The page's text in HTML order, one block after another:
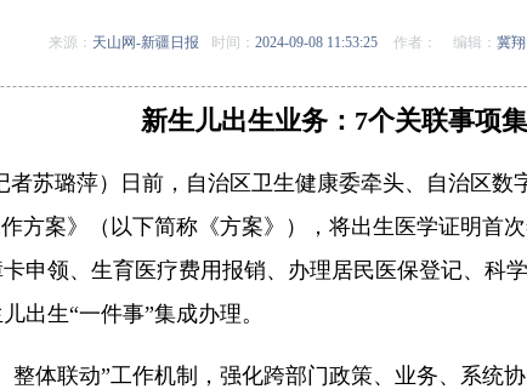
来源： 天山网-新疆日报 时间： 2024-09-08 11:53:25 作者： 编辑： 冀翔
新生儿出生业务：7个关联事项
苏璐萍）日前，自治区卫生健康委牵头、自治区
方案》（以下简称《方案》），将出生医学证明首
申领、生育医疗费用报销、办理居民医保登记、科
出生“一件事”集成办理。
整体联动”工作机制，强化跨部门政策、业务、系统